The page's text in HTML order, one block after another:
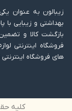
زیبالون به عنوان
بازگشت کالا و
فروشگاه اینترنتی
های فروشگاه
کلیه